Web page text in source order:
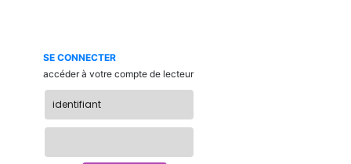
SE CONNECTER
accéder à votre compte de lecteur